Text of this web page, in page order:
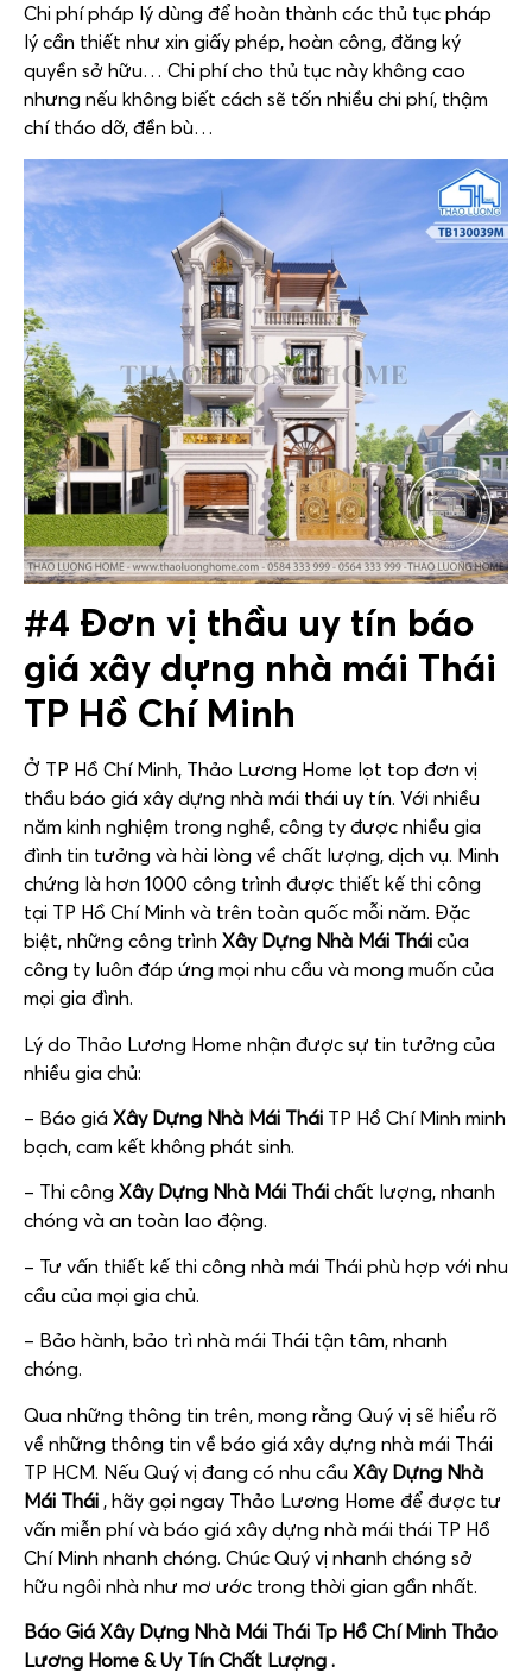
Chi phí pháp lý dùng để hoàn thành các thủ tục pháp
lý cần thiết như xin giấy phép, hoàn công, đăng ký
quyền sở hữu… Chi phí cho thủ tục này không cao
nhưng nếu không biết cách sẽ tốn nhiều chi phí, thậm
chí tháo dỡ, đền bù…
#4 Đơn vị thầu uy tín báo
giá xây dựng nhà mái Thái
TP Hồ Chí Minh
Ở TP Hồ Chí Minh, Thảo Lương Home lọt top đơn vị
thầu báo giá xây dựng nhà mái thái uy tín. Với nhiều
năm kinh nghiệm trong nghề, công ty được nhiều gia
đình tin tưởng và hài lòng về chất lượng, dịch vụ. Minh
chứng là hơn 1000 công trình được thiết kế thi công
tại TP Hồ Chí Minh và trên toàn quốc mỗi năm. Đặc
biệt, những công trình Xây Dựng Nhà Mái Thái của
công ty luôn đáp ứng mọi nhu cầu và mong muốn của
mọi gia đình.
Lý do Thảo Lương Home nhận được sự tin tưởng của
nhiều gia chủ:
– Báo giá Xây Dựng Nhà Mái Thái TP Hồ Chí Minh minh
bạch, cam kết không phát sinh.
– Thi công Xây Dựng Nhà Mái Thái chất lượng, nhanh
chóng và an toàn lao động.
– Tư vấn thiết kế thi công nhà mái Thái phù hợp với nhu
cầu của mọi gia chủ.
– Bảo hành, bảo trì nhà mái Thái tận tâm, nhanh
chóng.
Qua những thông tin trên, mong rằng Quý vị sẽ hiểu rõ
về những thông tin về báo giá xây dựng nhà mái Thái
TP HCM. Nếu Quý vị đang có nhu cầu Xây Dựng Nhà
Mái Thái , hãy gọi ngay Thảo Lương Home để được tư
vấn miễn phí và báo giá xây dựng nhà mái thái TP Hồ
Chí Minh nhanh chóng. Chúc Quý vị nhanh chóng sở
hữu ngôi nhà như mơ ước trong thời gian gần nhất.
Báo Giá Xây Dựng Nhà Mái Thái Tp Hồ Chí Minh Thảo
Lương Home & Uy Tín Chất Lượng .